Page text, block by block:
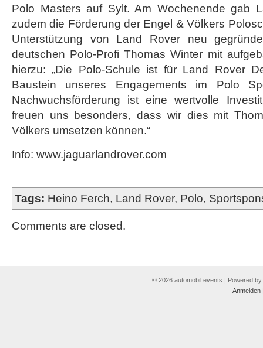
Polo Masters auf Sylt. Am Wochenende gab
zudem die Förderung der Engel & Völkers
Unterstützung von Land Rover neu
deutschen Polo-Profi Thomas Winter mit
hierzu: „Die Polo-Schule ist für Land Rover
Baustein unseres Engagements im Polo
Nachwuchsförderung ist eine wertvolle
freuen uns besonders, dass wir dies mit
Völkers umsetzen können.“
Info: www.jaguarlandrover.com
Tags: Heino Ferch, Land Rover, Polo,
Comments are closed.
© 2026 automobil events | Powered by
Anmelden|